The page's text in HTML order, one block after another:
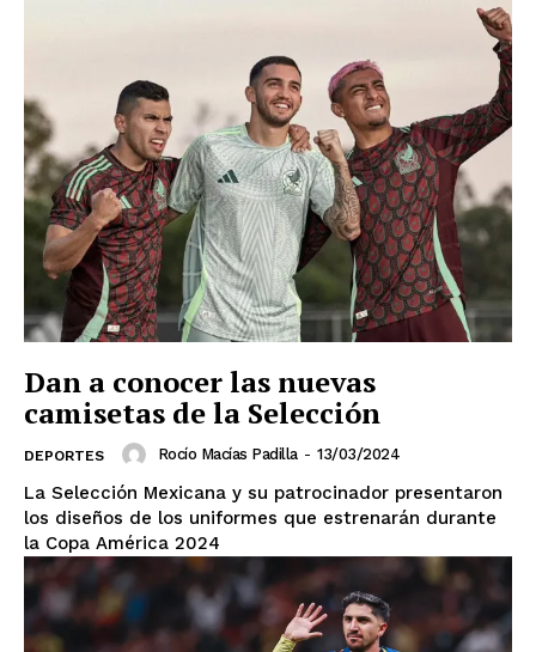
Dan a conocer las nuevas
camisetas de la Selección
DEPORTES Rocío Macías Padilla - 13/03/2024
La Selección Mexicana y su patrocinador presentaron
los diseños de los uniformes que estrenarán durante
la Copa América 2024